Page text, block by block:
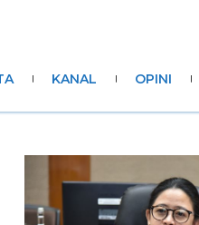
KANAL OPINI